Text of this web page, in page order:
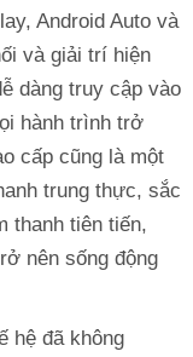
Android Auto và
và giải trí hiện
dàng truy cập vào
hành trình trở
cấp cũng là một
trung thực, sắc
thanh tiên tiến,
nên sống động
hệ đã không